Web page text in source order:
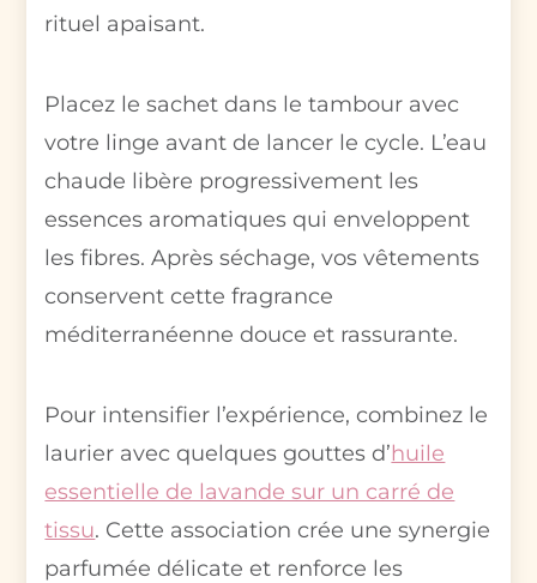
rituel apaisant.
Placez le sachet dans le tambour avec
votre linge avant de lancer le cycle. L’eau
chaude libère progressivement les
essences aromatiques qui enveloppent
les fibres. Après séchage, vos vêtements
conservent cette fragrance
méditerranéenne douce et rassurante.
Pour intensifier l’expérience, combinez le
laurier avec quelques gouttes d’huile
essentielle de lavande sur un carré de
tissu. Cette association crée une synergie
parfumée délicate et renforce les